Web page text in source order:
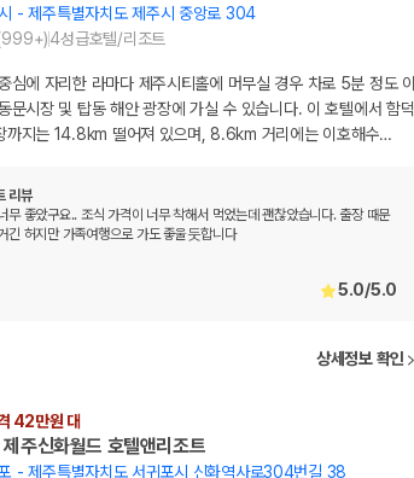
-제주특별자치도 제주시 중앙로 304
999+)4성급호텔/리조트
심에 자리한 라마다 제주시티홀에 머무실 경우 차로 5분 정도 이
문시장 및 탑동 해안 광장에 가실 수 있습니다. 이 호텔에서 함덕
까지는 14.8km 떨어져 있으며, 8.6km 거리에는 이호해수…
리뷰
무 좋았구요.. 조식 가격이 너무 착해서 먹었는데 괜찮았습니다. 출장 때문
긴 허지만 가족여행으로 가도 좋울둣합니다
5.0/5.0
상세정보 확인
42만원 대
주신화월드 호텔앤리조트
-제주특별자치도 서귀포시 신화역사로304번길 38